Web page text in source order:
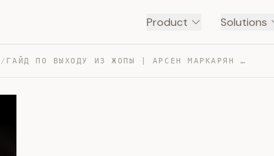
Product Solutions
/ ГАЙД ПО ВЫХОДУ ИЗ ЖОПЫ | АРСЕН МАРКАРЯН — TRANSCRIPT